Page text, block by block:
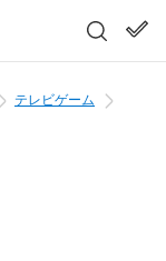
テレビゲーム